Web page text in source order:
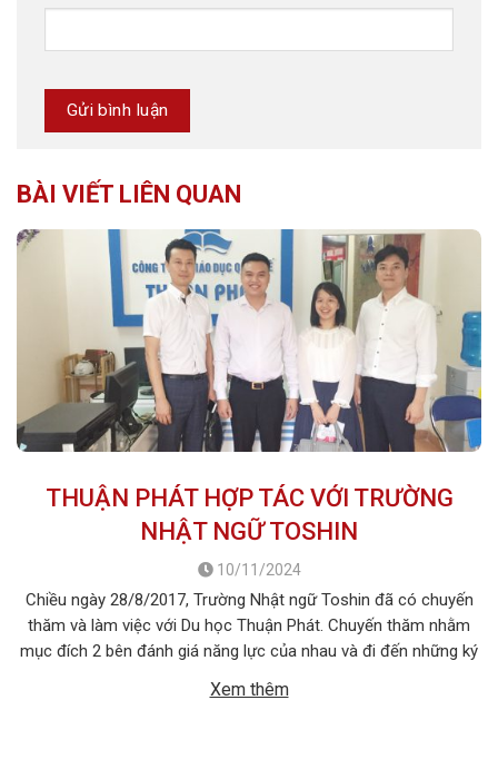
BÀI VIẾT LIÊN QUAN
THUẬN PHÁT HỢP TÁC VỚI TRƯỜNG
NHẬT NGỮ TOSHIN
10/11/2024
Chiều ngày 28/8/2017, Trường Nhật ngữ Toshin đã có chuyến
thăm và làm việc với Du học Thuận Phát. Chuyến thăm nhằm
mục đích 2 bên đánh giá năng lực của nhau và đi đến những ký
Trường Nhật ngữ Toshin đến thăm […]
Xem thêm